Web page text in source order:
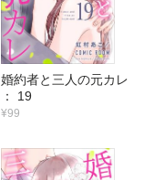
婚約者と三人の元カレ
： 19
¥99